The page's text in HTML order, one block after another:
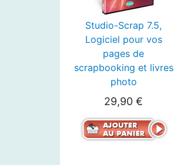
Studio-Scrap 7.5,
Logiciel pour vos
pages de
scrapbooking et livres
photo
29,90 €